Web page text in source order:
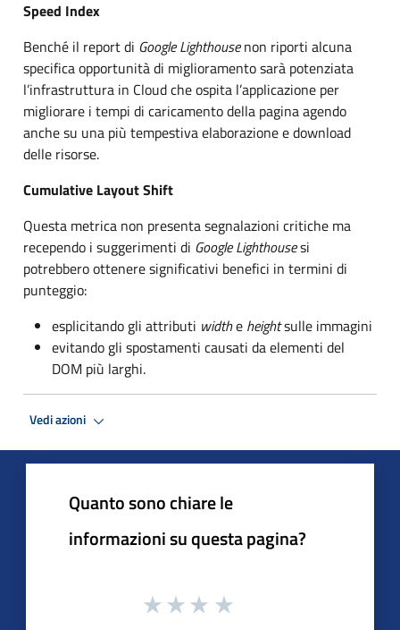
Speed Index
Benché il report di Google Lighthousenon riporti alcuna
specifica opportunità di miglioramento sarà potenziata
l’infrastruttura in Cloud che ospita l’applicazione per
migliorare i tempi di caricamento della pagina agendo
anche su una più tempestiva elaborazione e download
delle risorse.
Cumulative Layout Shift
Questa metrica non presenta segnalazioni critiche ma
recependo i suggerimenti di Google Lighthousesi
potrebbero ottenere significativi benefici in termini di
punteggio:
esplicitando gli attributi widthe heightsulle immagini
evitando gli spostamenti causati da elementi del
DOM più larghi.
Vedi azioni
Quanto sono chiare le
informazioni su questa pagina?